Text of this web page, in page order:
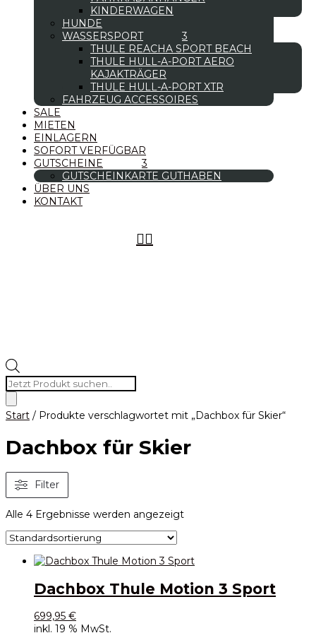
KINDERWAGEN
HUNDE
WASSERSPORT
THULE REACHA SPORT BEACH
THULE HULL-A-PORT AERO
KAJAKTRÄGER
THULE HULL-A-PORT XTR
FAHRZEUG ACCESSOIRES
SALE
MIETEN
EINLAGERN
SOFORT VERFÜGBAR
GUTSCHEINE
GUTSCHEINKARTE GUTHABEN
ÜBER UNS
KONTAKT
Products
search

Start / Produkte verschlagwortet mit „Dachbox für Skier“
Dachbox für Skier
Filter
Alle 4 Ergebnisse werden angezeigt
Dachbox Thule Motion 3 Sport
699,95 €
inkl. 19 % MwSt.